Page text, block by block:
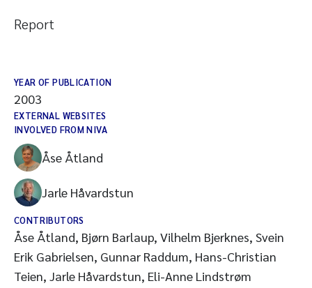
Report
YEAR OF PUBLICATION
2003
EXTERNAL WEBSITES
INVOLVED FROM NIVA
Åse Åtland
Jarle Håvardstun
CONTRIBUTORS
Åse Åtland, Bjørn Barlaup, Vilhelm Bjerknes, Svein
Erik Gabrielsen, Gunnar Raddum, Hans-Christian
Teien, Jarle Håvardstun, Eli-Anne Lindstrøm